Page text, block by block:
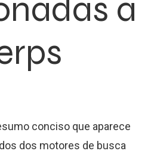
à
conciso que aparece
dos motores de busca